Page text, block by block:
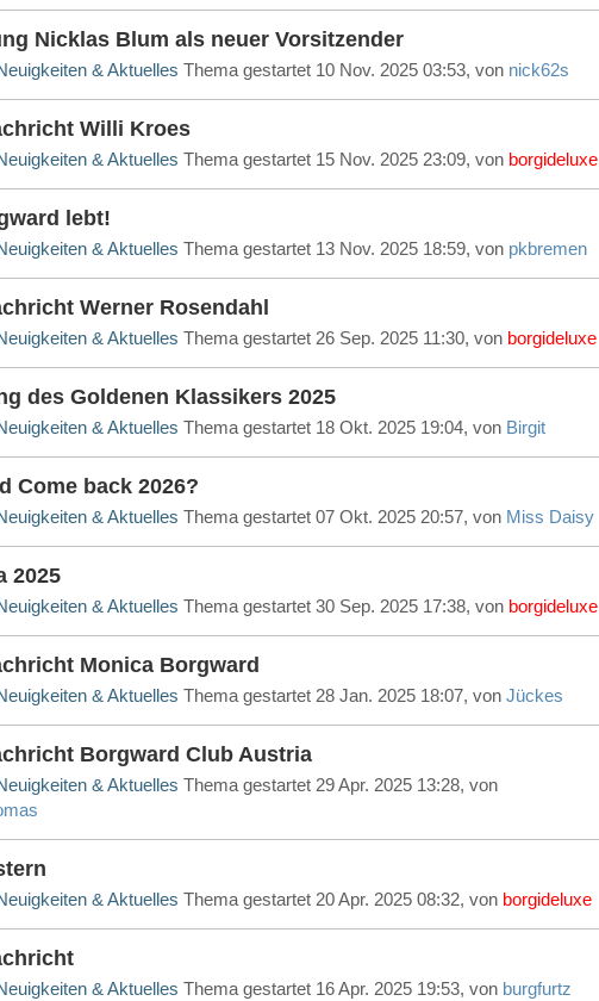
Nicklas Blum als neuer Vorsitzender
& Aktuelles Thema gestartet 10 Nov. 2025 03:53, von nick62s
Willi Kroes
& Aktuelles Thema gestartet 15 Nov. 2025 23:09, von borgideluxe
lebt!
& Aktuelles Thema gestartet 13 Nov. 2025 18:59, von pkbremen
Werner Rosendahl
& Aktuelles Thema gestartet 26 Sep. 2025 11:30, von borgideluxe
des Goldenen Klassikers 2025
& Aktuelles Thema gestartet 18 Okt. 2025 19:04, von Birgit
Come back 2026?
& Aktuelles Thema gestartet 07 Okt. 2025 20:57, von Miss Daisy
2025
& Aktuelles Thema gestartet 30 Sep. 2025 17:38, von borgideluxe
Monica Borgward
& Aktuelles Thema gestartet 28 Jan. 2025 18:07, von Jückes
Borgward Club Austria
& Aktuelles Thema gestartet 29 Apr. 2025 13:28, von
& Aktuelles Thema gestartet 20 Apr. 2025 08:32, von borgideluxe
& Aktuelles Thema gestartet 16 Apr. 2025 19:53, von burgfurtz